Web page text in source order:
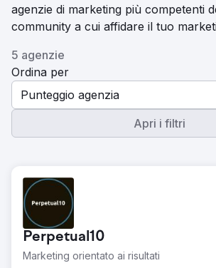
agenzie di marketing più competenti
community a cui affidare il tuo
5 agenzie
Ordina per
Punteggio agenzia
Apri i filtri
Perpetual10
Marketing orientato ai risultati